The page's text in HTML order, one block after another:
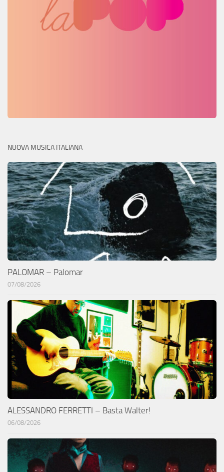
NUOVA MUSICA ITALIANA
PALOMAR – Palomar
07/08/2026
ALESSANDRO FERRETTI – Basta Walter!
06/08/2026